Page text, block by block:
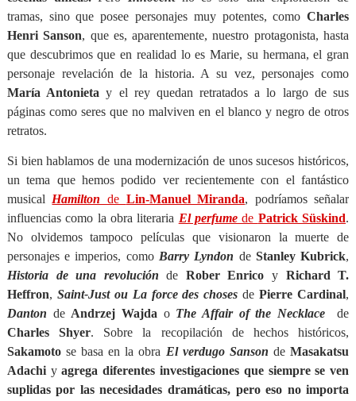
tramas, sino que posee personajes muy potentes, comoCharles
Henri Sanson, que es, aparentemente, nuestro protagonista, hasta
que descubrimos que en realidad lo es Marie, su hermana, el gran
personaje revelación de la historia. A su vez, personajes como
María Antonieta y el rey quedan retratados a lo largo de sus
páginas como seres que no malviven en el blanco y negro de otros
retratos.
Si bien hablamos de una modernización de unos sucesos históricos,
un tema que hemos podido ver recientemente con el fantástico
musical Hamilton de Lin-Manuel Miranda, podríamos señalar
influencias como la obra literaria El perfume de Patrick Süskind.
No olvidemos tampoco películas que visionaron la muerte de
personajes e imperios, como Barry Lyndon de Stanley Kubrick,
Historia de una revolución de Rober Enrico y Richard T.
Heffron, Saint-Just ou La force des chosesdePierre Cardinal,
Danton de Andrzej Wajda o The Affair of the Necklacede
Charles Shyer. Sobre la recopilación de hechos históricos,
Sakamotose basa en la obra El verdugo Sanson deMasakatsu
Adachi yagrega diferentes investigaciones que siempre se ven
suplidas por las necesidades dramáticas, pero eso no importa